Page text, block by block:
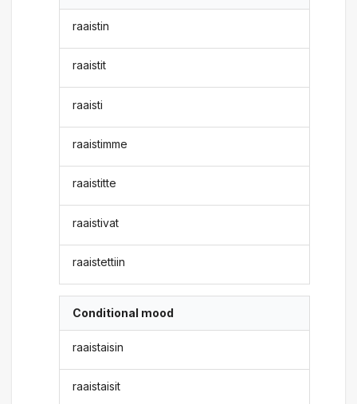
raaistin
raaistit
raaisti
raaistimme
raaistitte
raaistivat
raaistettiin
Conditional mood
raaistaisin
raaistaisit